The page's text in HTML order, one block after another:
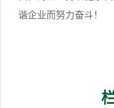
谐企业而努力奋斗！